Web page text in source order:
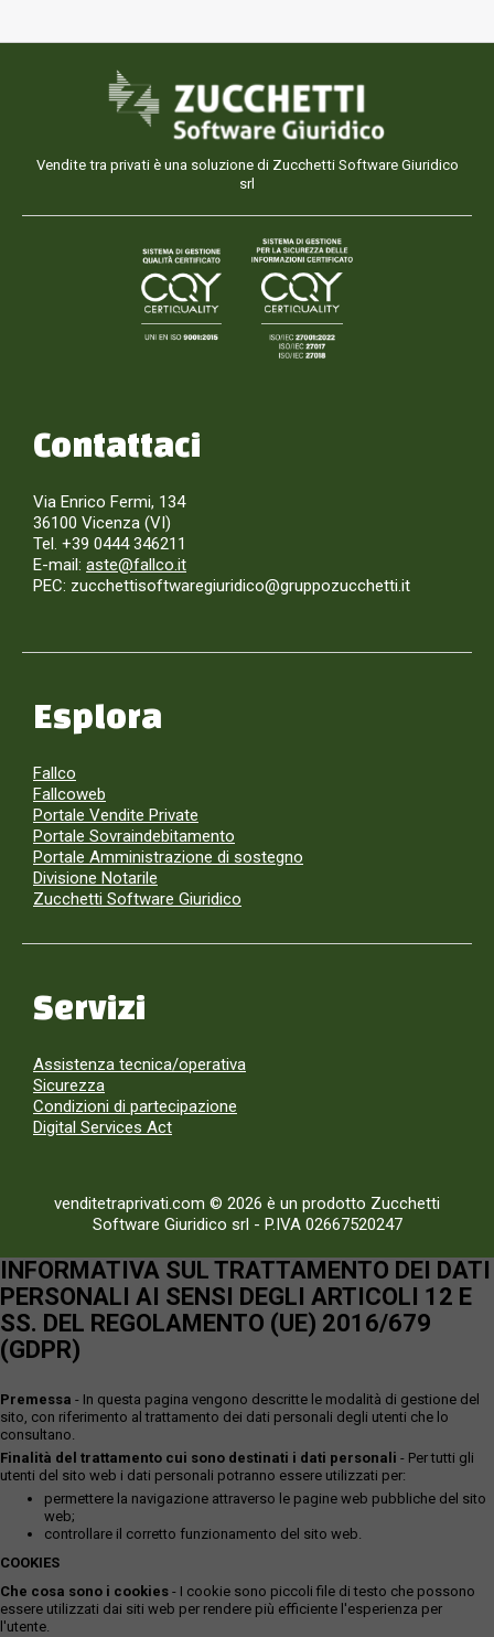
Vendite tra privati è una soluzione di Zucchetti Software Giuridico
srl
Contattaci
Via Enrico Fermi, 134
36100 Vicenza (VI)
Tel. +39 0444 346211
E-mail: aste@fallco.it
PEC: zucchettisoftwaregiuridico@gruppozucchetti.it
Esplora
Fallco
Fallcoweb
Portale Vendite Private
Portale Sovraindebitamento
Portale Amministrazione di sostegno
Divisione Notarile
Zucchetti Software Giuridico
Servizi
Assistenza tecnica/operativa
Sicurezza
Condizioni di partecipazione
Digital Services Act
venditetraprivati.com © 2026 è un prodotto Zucchetti
Software Giuridico srl - P.IVA 02667520247
INFORMATIVA SUL TRATTAMENTO DEI DATI
PERSONALI AI SENSI DEGLI ARTICOLI 12 E
SS. DEL REGOLAMENTO (UE) 2016/679
(GDPR)
Premessa - In questa pagina vengono descritte le modalità di gestione del
sito, con riferimento al trattamento dei dati personali degli utenti che lo
consultano.
Finalità del trattamento cui sono destinati i dati personali - Per tutti gli
utenti del sito web i dati personali potranno essere utilizzati per:
permettere la navigazione attraverso le pagine web pubbliche del sito
web;
controllare il corretto funzionamento del sito web.
COOKIES
Che cosa sono i cookies - I cookie sono piccoli file di testo che possono
essere utilizzati dai siti web per rendere più efficiente l'esperienza per
l'utente.